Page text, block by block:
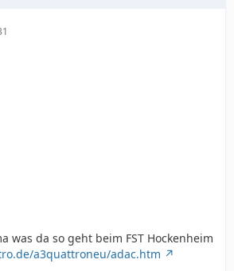
was da so geht beim FST Hockenheim
a3quattroneu/adac.htm